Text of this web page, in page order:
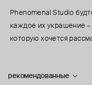
Phenomenal Studio
каждое их украшение
которую хочется
рекомендованные